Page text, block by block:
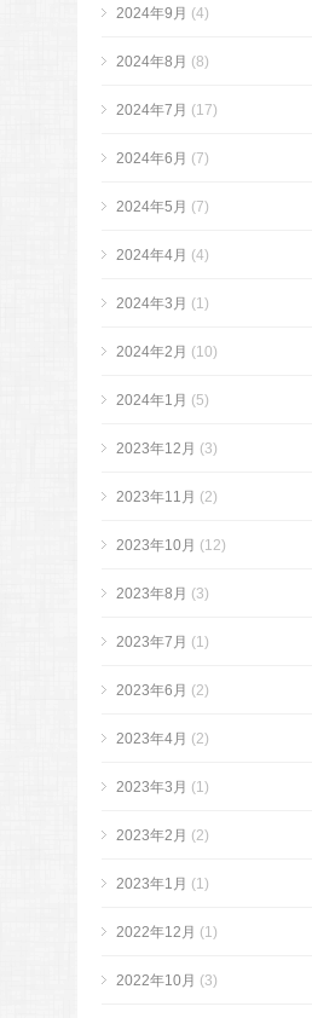
2024年9月 (4)
2024年8月 (8)
2024年7月 (17)
2024年6月 (7)
2024年5月 (7)
2024年4月 (4)
2024年3月 (1)
2024年2月 (10)
2024年1月 (5)
2023年12月 (3)
2023年11月 (2)
2023年10月 (12)
2023年8月 (3)
2023年7月 (1)
2023年6月 (2)
2023年4月 (2)
2023年3月 (1)
2023年2月 (2)
2023年1月 (1)
2022年12月 (1)
2022年10月 (3)